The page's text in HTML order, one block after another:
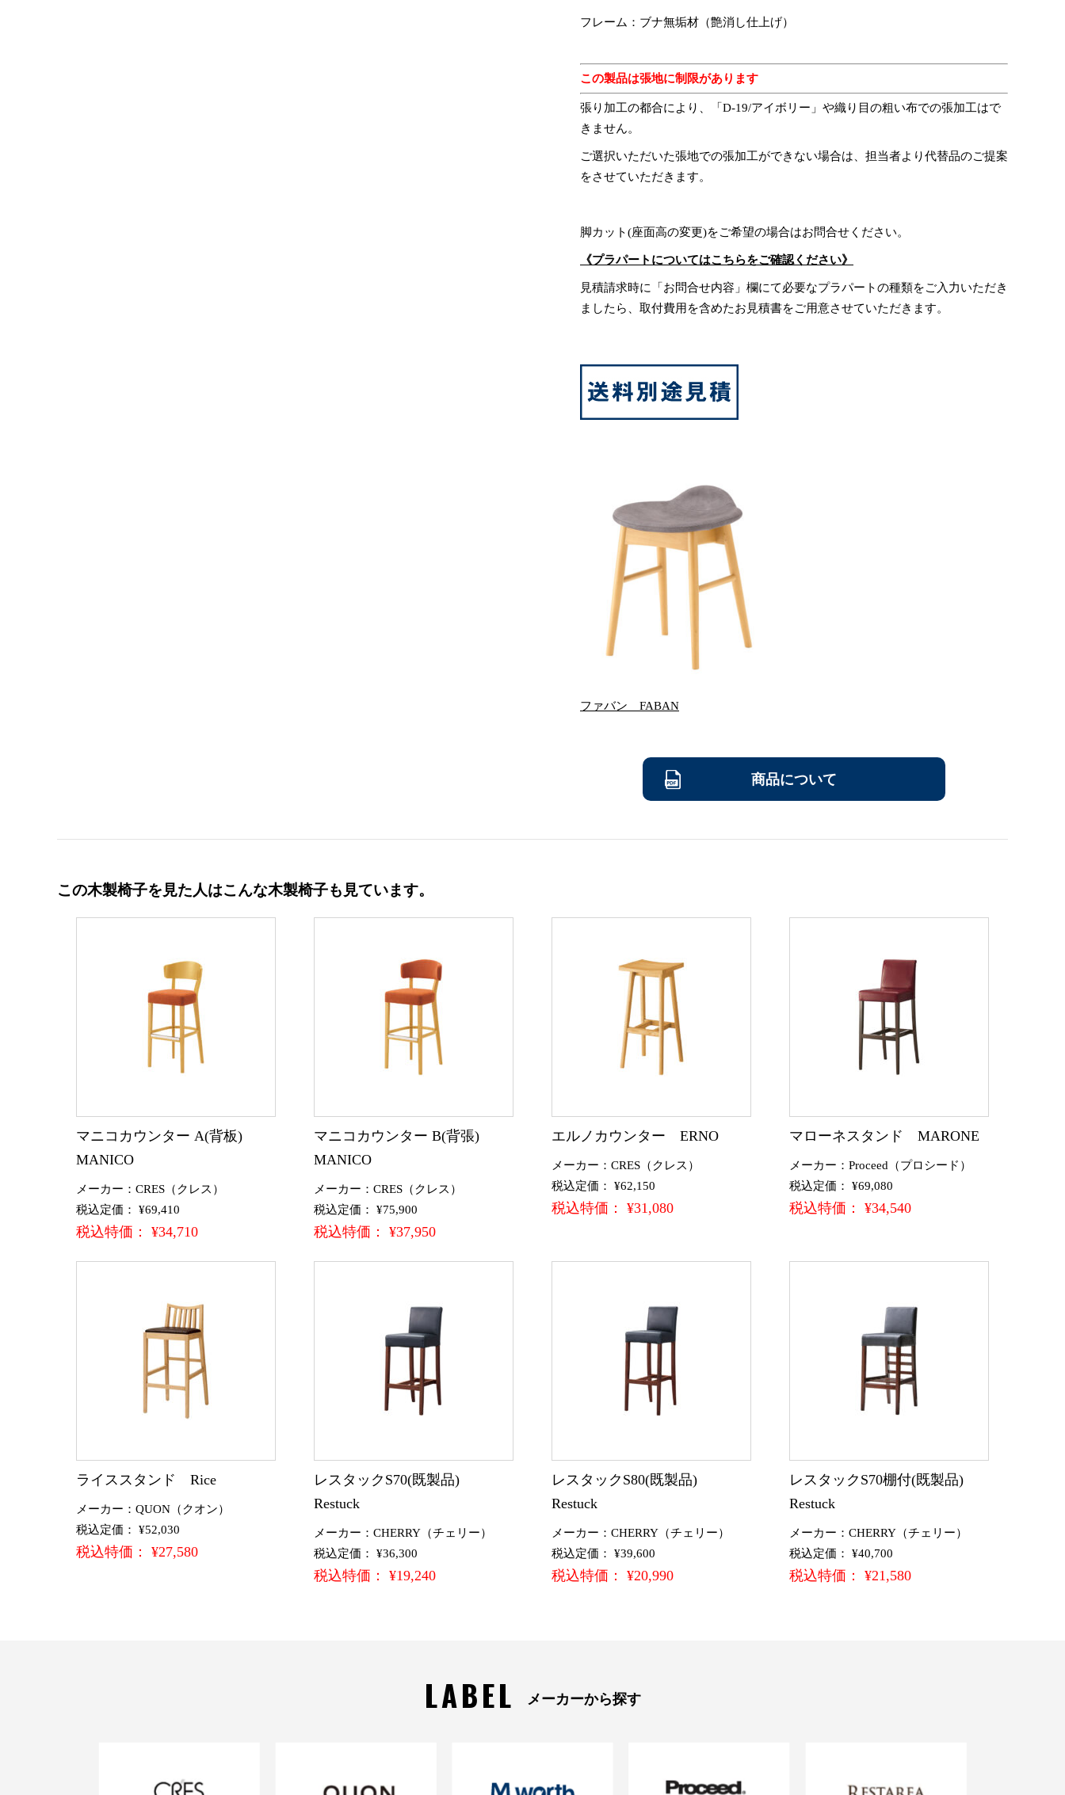
フレーム：ブナ無垢材（艶消し仕上げ）
この製品は張地に制限があります
張り加工の都合により、「D-19/アイボリー」や織り目の粗い布での張加工はで
きません。
ご選択いただいた張地での張加工ができない場合は、担当者より代替品のご提案
をさせていただきます。
脚カット(座面高の変更)をご希望の場合はお問合せください。
《プラパートについてはこちらをご確認ください》
見積請求時に「お問合せ内容」欄にて必要なプラパートの種類をご入力いただき
ましたら、取付費用を含めたお見積書をご用意させていただきます。
ファバン FABAN
商品について
この木製椅子を見た人はこんな木製椅子も見ています。
マニコカウンター A(背板)
MANICO
メーカー：CRES（クレス）
税込定価： ¥69,410
税込特価： ¥34,710
マニコカウンター B(背張)
MANICO
メーカー：CRES（クレス）
税込定価： ¥75,900
税込特価： ¥37,950
エルノカウンター ERNO
メーカー：CRES（クレス）
税込定価： ¥62,150
税込特価： ¥31,080
マローネスタンド MARONE
メーカー：Proceed（プロシード）
税込定価： ¥69,080
税込特価： ¥34,540
ライススタンド Rice
メーカー：QUON（クオン）
税込定価： ¥52,030
税込特価： ¥27,580
レスタックS70(既製品)
Restuck
メーカー：CHERRY（チェリー）
税込定価： ¥36,300
税込特価： ¥19,240
レスタックS80(既製品)
Restuck
メーカー：CHERRY（チェリー）
税込定価： ¥39,600
税込特価： ¥20,990
レスタックS70棚付(既製品)
Restuck
メーカー：CHERRY（チェリー）
税込定価： ¥40,700
税込特価： ¥21,580
LABEL メーカーから探す